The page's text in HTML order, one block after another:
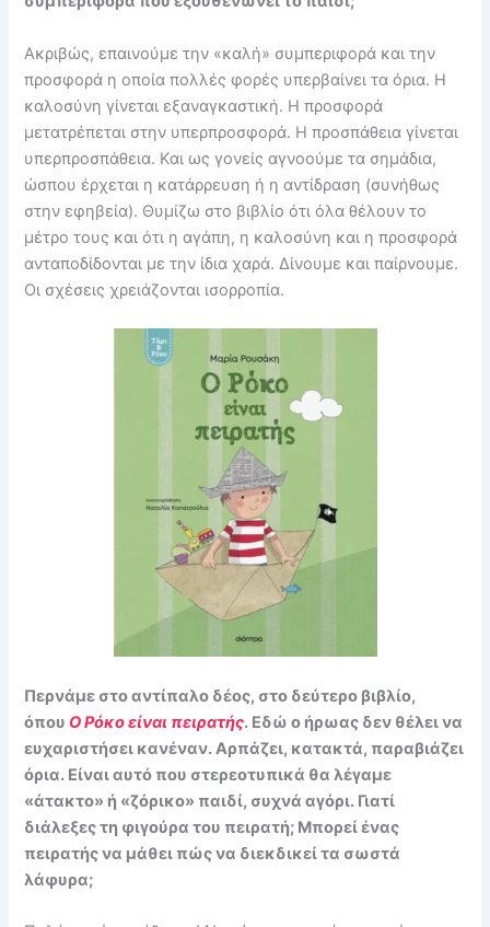
Ακριβώς, επαινούμε την «καλή» συμπεριφορά και την
προσφορά η οποία πολλές φορές υπερβαίνει τα όρια. Η
καλοσύνη γίνεται εξαναγκαστική. Η προσφορά
μετατρέπεται στην υπερπροσφορά. Η προσπάθεια γίνεται
υπερπροσπάθεια. Και ως γονείς αγνοούμε τα σημάδια,
ώσπου έρχεται η κατάρρευση ή η αντίδραση (συνήθως
στην εφηβεία). Θυμίζω στο βιβλίο ότι όλα θέλουν το
μέτρο τους και ότι η αγάπη, η καλοσύνη και η προσφορά
ανταποδίδονται με την ίδια χαρά. Δίνουμε και παίρνουμε.
Οι σχέσεις χρειάζονται ισορροπία.
Περνάμε στο αντίπαλο δέος, στο δεύτερο βιβλίο,
όπου Ο Ρόκο είναι πειρατής. Εδώ ο ήρωας δεν θέλει να
ευχαριστήσει κανέναν. Αρπάζει, κατακτά, παραβιάζει
όρια. Είναι αυτό που στερεοτυπικά θα λέγαμε
«άτακτο» ή «ζόρικο» παιδί, συχνά αγόρι. Γιατί
διάλεξες τη φιγούρα του πειρατή; Μπορεί ένας
πειρατής να μάθει πώς να διεκδικεί τα σωστά
λάφυρα;